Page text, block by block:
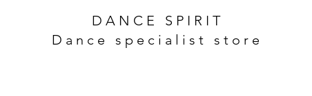
DANCE SPIRIT
Dance specialist store